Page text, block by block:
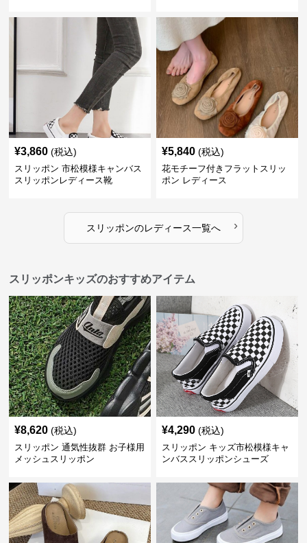
¥3,860 (税込)
スリッポン 市松模様キャンバス
スリッポンレディース靴
¥5,840 (税込)
花モチーフ付きフラットスリッ
ポン レディース
スリッポンのレディース一覧へ ›
スリッポンキッズのおすすめアイテム
¥8,620 (税込)
スリッポン 通気性抜群 お子様用
メッシュスリッポン
¥4,290 (税込)
スリッポン キッズ市松模様キャ
ンバススリッポンシューズ